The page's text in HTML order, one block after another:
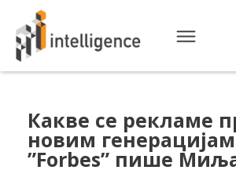
Какве се рекламе
новим
”Forbes” пише